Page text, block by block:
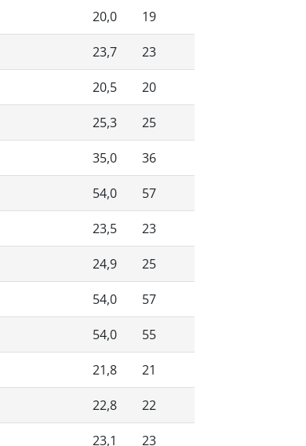
20,0 19
23,7 23
20,5 20
25,3 25
35,0 36
54,0 57
23,5 23
24,9 25
54,0 57
54,0 55
21,8 21
22,8 22
23,1 23